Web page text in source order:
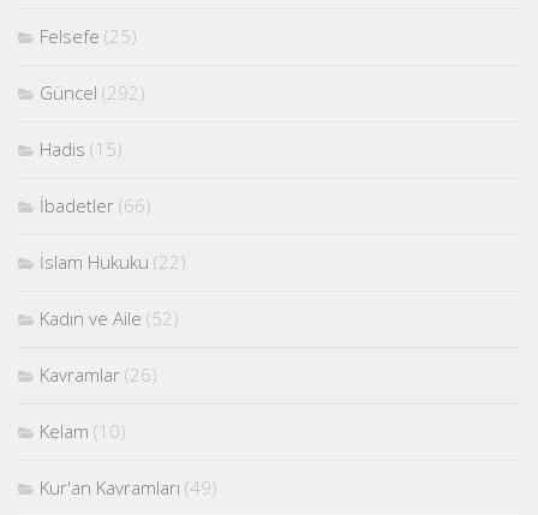
Felsefe (25)
Güncel (292)
Hadis (15)
İbadetler (66)
İslam Hukuku (22)
Kadın ve Aile (52)
Kavramlar (26)
Kelam (10)
Kur'an Kavramları (49)